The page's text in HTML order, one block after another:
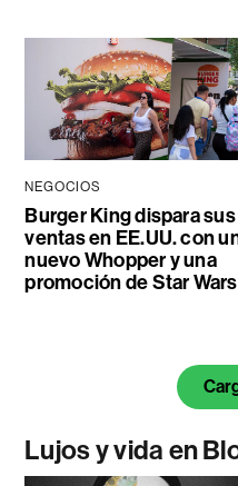
NEGOCIOS
Burger King dispara sus
ventas en EE.UU. con
nuevo Whopper y una
promoción de Star Wars
Lujos y vida en